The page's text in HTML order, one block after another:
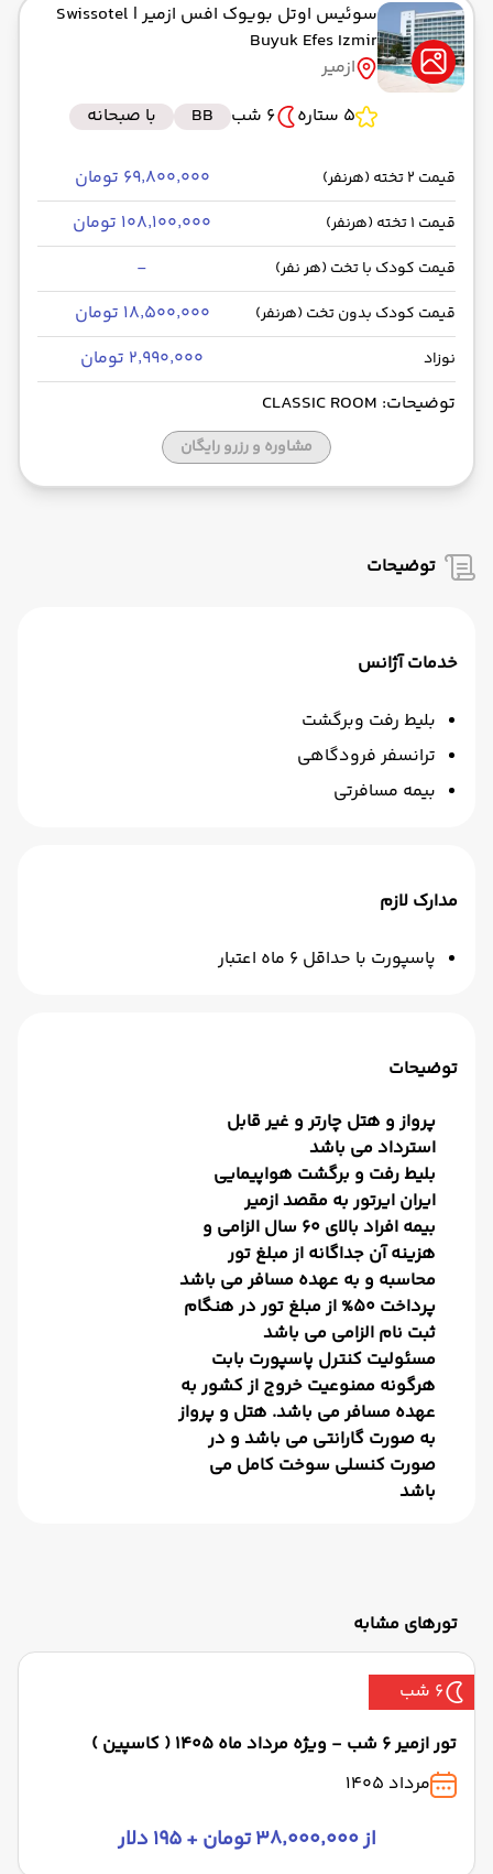
سوئیس اوتل بویوک افس ازمیر | Swissotel
Buyuk Efes Izmir
ازمیر
5 ستاره
6 شب BB با صبحانه
قیمت 2 تخته (هرنفر) ۶۹٬۸۰۰٬۰۰۰ تومان
قیمت 1 تخته (هرنفر) ۱۰۸٬۱۰۰٬۰۰۰ تومان
قیمت کودک با تخت (هر نفر) -
قیمت کودک بدون تخت (هرنفر) ۱۸٬۵۰۰٬۰۰۰ تومان
نوزاد
۲٬۹۹۰٬۰۰۰ تومان
توضیحات: CLASSIC ROOM
مشاوره و رزرو رایگان
توضیحات
خدمات آژانس
بلیط رفت وبرگشت
ترانسفر فرودگاهی
بیمه مسافرتی
مدارک لازم
پاسپورت با حداقل 6 ماه اعتبار
توضیحات
پرواز و هتل چارتر و غیر قابل
استرداد می باشد
بلیط رفت و برگشت هواپیمایی
ایران ایرتور به مقصد ازمیر
بیمه افراد بالای 60 سال الزامی و
هزینه آن جداگانه از مبلغ تور
محاسبه و به عهده مسافر می باشد
پرداخت 50% از مبلغ تور در هنگام
ثبت نام الزامی می باشد
مسئولیت کنترل پاسپورت بابت
هرگونه ممنوعیت خروج از کشور به
عهده مسافر می باشد. هتل و پرواز
به صورت گارانتی می باشد و در
صورت کنسلی سوخت کامل می
باشد
تورهای مشابه
6 شب
تور ازمیر 6 شب - ویژه مرداد ماه 1405 ( کاسپین )
مرداد 1405
از ۳۸٬۰۰۰٬۰۰۰ تومان + ۱۹۵ دلار